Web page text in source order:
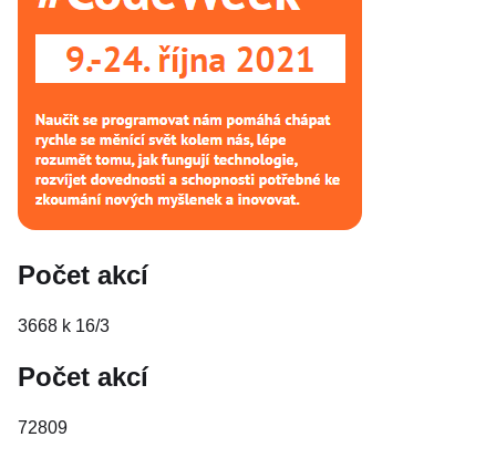
Počet akcí
3668 k 16/3
Počet akcí
72809